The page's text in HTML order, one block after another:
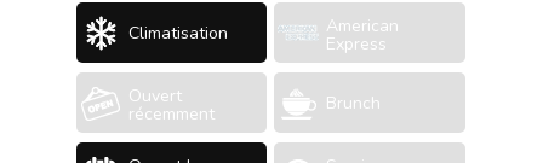
Climatisation American
Express
Ouvert
récemment Brunch